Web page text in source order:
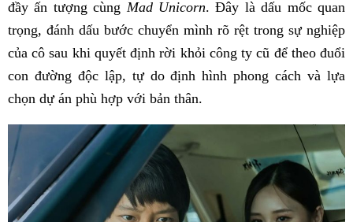
đầy ấn tượng cùng Mad Unicorn. Đây là dấu mốc quan
trọng, đánh dấu bước chuyển mình rõ rệt trong sự nghiệp
của cô sau khi quyết định rời khỏi công ty cũ để theo đuổi
con đường độc lập, tự do định hình phong cách và lựa
chọn dự án phù hợp với bản thân.